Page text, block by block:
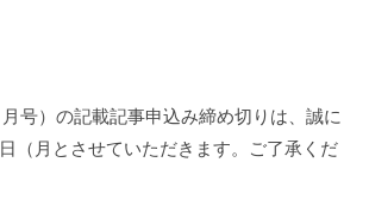
号）の記載記事申込み締め切りは、誠に
（月とさせていただきます。ご了承くだ